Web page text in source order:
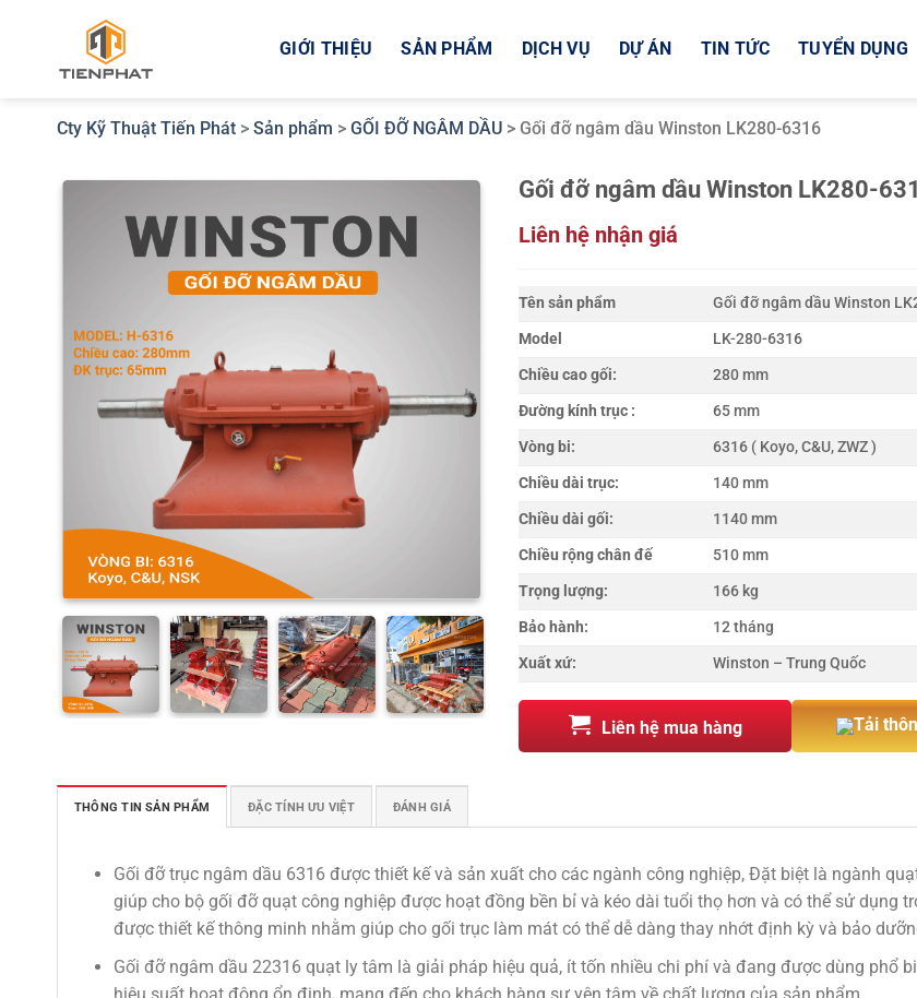
GIỚI THIỆU SẢN PHẨM DỊCH VỤ DỰ ÁN TIN TỨC TUYỂN DỤNG
Cty Kỹ Thuật Tiến Phát > Sản phẩm > GỐI ĐỠ NGÂM DẦU > Gối đỡ ngâm dầu Winston LK280-6316
Gối đỡ ngâm dầu Winston LK280-
Liên hệ nhận giá
Tên sản phẩm
Gối đỡ ngâm dầu Winston
Model
LK-280-6316
Chiều cao gối:
280 mm
Đường kính trục :
65 mm
Vòng bi:
6316 ( Koyo, C&U, ZWZ )
Chiều dài trục:
140 mm
Chiều dài gối:
1140 mm
Chiều rộng chân đế
510 mm
Trọng lượng:
166 kg
Bảo hành:
12 tháng
Xuất xứ:
Winston – Trung Quốc
Liên hệ mua hàng Tải
THÔNG TIN SẢN PHẨM ĐẶC TÍNH ƯU VIỆT ĐÁNH GIÁ
Gối đỡ trục ngâm dầu 6316 được thiết kế và sản xuất cho các ngành công nghiệp, Đặt biệt là ngành
giúp cho bộ gối đỡ quạt công nghiệp được hoạt đồng bền bỉ và kéo dài tuổi thọ hơn và có thể sử dụng
được thiết kế thông minh nhằm giúp cho gối trục làm mát có thể dễ dàng thay nhớt định kỳ và bảo
Gối đỡ ngâm dầu 22316 quạt ly tâm là giải pháp hiệu quả, ít tốn nhiều chi phí và đang được dùng phổ
hiệu suất hoạt động ổn định, mang đến cho khách hàng sự yên tâm về chất lượng của sản phẩm